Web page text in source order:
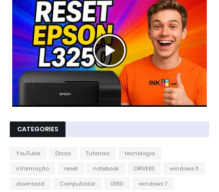
CATEGORIES
YouTube Dicas Tutoriais
tecnologia
informação
reset notebook DRIVERS
windows 11
download
Computador l3150
windows 7